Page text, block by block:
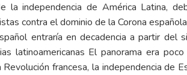
la independencia de América Latina,
contra el dominio de la Corona
entraría en decadencia a partir
latinoamericanas El panorama era
Revolución francesa, la independencia de